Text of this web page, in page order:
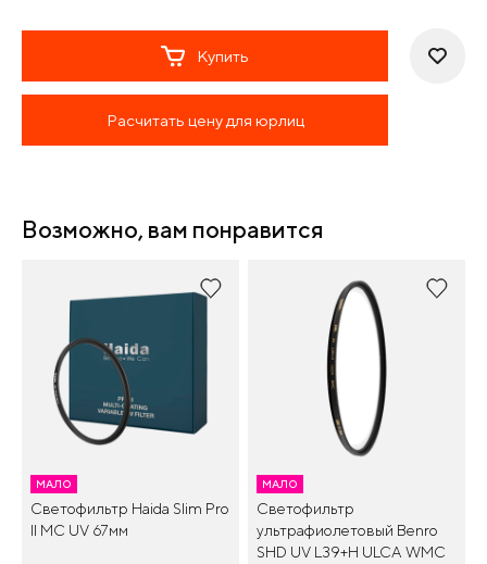
Купить
Расчитать цену для юрлиц
Возможно, вам понравится
МАЛО
Светофильтр Haida Slim Pro
II MC UV 67мм
МАЛО
Светофильтр
ультрафиолетовый Benro
SHD UV L39+H ULCA WMC